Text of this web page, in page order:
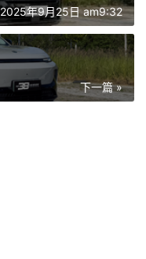
2025年9月25日 am9:32
下一篇 »